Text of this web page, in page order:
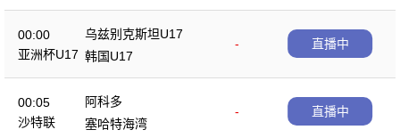
00:00
亚洲杯U17
乌兹别克斯坦U17
-
韩国U17
直播中
00:05
沙特联
阿科多
-
塞哈特海湾
直播中